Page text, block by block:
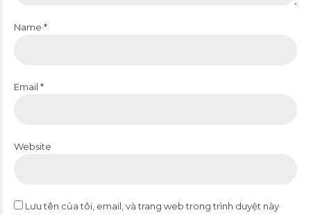
Name *
Email *
Website
Lưu tên của tôi, email, và trang web trong trình duyệt này